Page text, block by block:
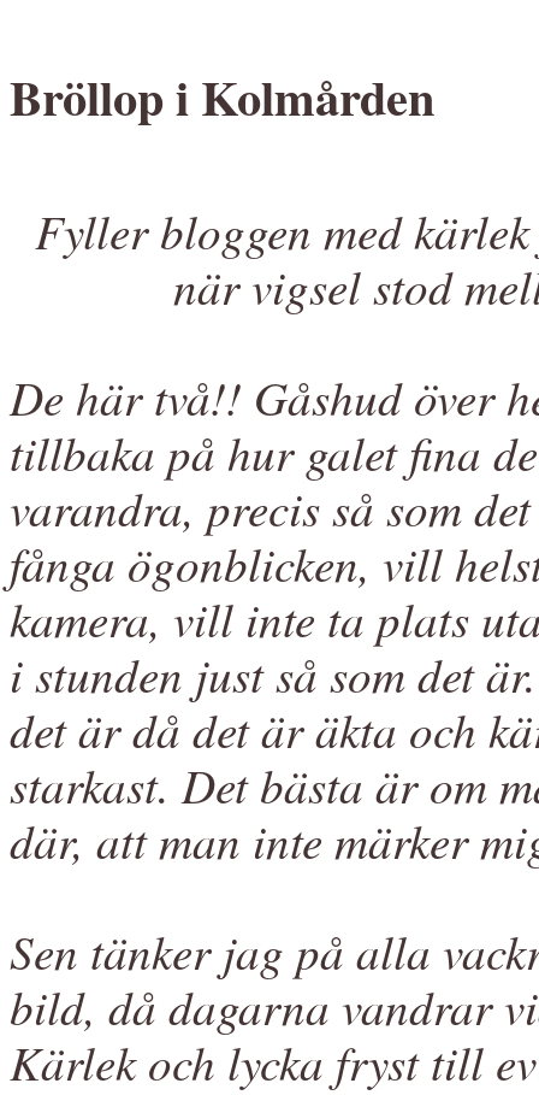
Bröllop i Kolmården
Fyller bloggen med
när vigsel stod
De här två!! Gåshud över
tillbaka på hur galet fina
varandra, precis så som
fånga ögonblicken, vill
kamera, vill inte ta plats
i stunden just så som det
det är då det är äkta och
starkast. Det bästa är om
där, att man inte märker
Sen tänker jag på alla
bild, då dagarna vandrar
Kärlek och lycka fryst till